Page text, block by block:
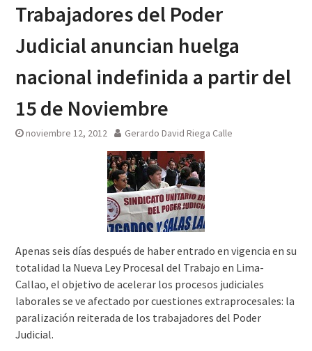
Trabajadores del Poder
Judicial anuncian huelga
nacional indefinida a partir del
15 de Noviembre
noviembre 12, 2012 Gerardo David Riega Calle
Apenas seis días después de haber entrado en vigencia en su
totalidad la Nueva Ley Procesal del Trabajo en Lima-
Callao, el objetivo de acelerar los procesos judiciales
laborales se ve afectado por cuestiones extraprocesales: la
paralización reiterada de los trabajadores del Poder
Judicial.